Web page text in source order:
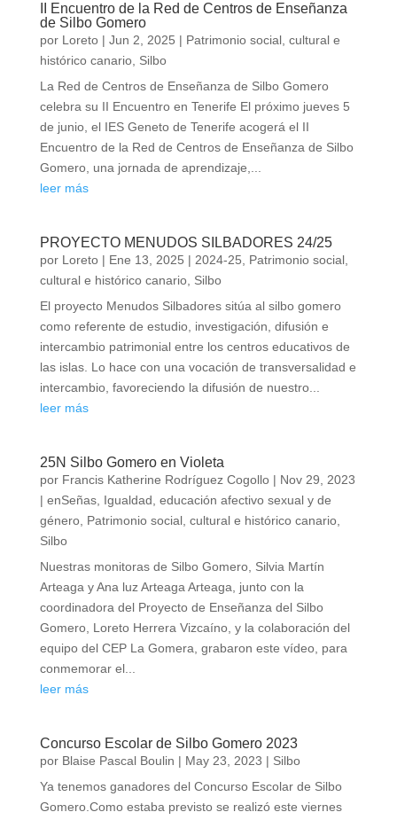
II Encuentro de la Red de Centros de Enseñanza
de Silbo Gomero
por Loreto| Jun 2, 2025 | Patrimonio social, cultural e
histórico canario, Silbo
La Red de Centros de Enseñanza de Silbo Gomero
celebra su II Encuentro en Tenerife El próximo jueves 5
de junio, el IES Geneto de Tenerife acogerá el II
Encuentro de la Red de Centros de Enseñanza de Silbo
Gomero, una jornada de aprendizaje,...
leer más
PROYECTO MENUDOS SILBADORES 24/25
por Loreto| Ene 13, 2025 | 2024-25
Patrimonio social,
cultural e histórico canario, Silbo
El proyecto Menudos Silbadores sitúa al silbo gomero
como referente de estudio, investigación, difusión e
intercambio patrimonial entre los centros educativos de
las islas. Lo hace con una vocación de transversalidad e
intercambio, favoreciendo la difusión de nuestro...
leer más
25N Silbo Gomero en Violeta
por Francis Katherine Rodríguez Cogollo| Nov 29, 2023
| enSeñas, Igualdad, educación afectivo sexual y de
género, Patrimonio social, cultural e histórico canario,
Silbo
Nuestras monitoras de Silbo Gomero, Silvia Martín
Arteaga y Ana luz Arteaga Arteaga, junto con la
coordinadora del Proyecto de Enseñanza del Silbo
Gomero, Loreto Herrera Vizcaíno, y la colaboración del
equipo del CEP La Gomera, grabaron este vídeo, para
conmemorar el...
leer más
Concurso Escolar de Silbo Gomero 2023
por Blaise Pascal Boulin | May 23, 2023 | Silbo
Ya tenemos ganadores del Concurso Escolar de Silbo
Gomero.Como estaba previsto se realizó este viernes